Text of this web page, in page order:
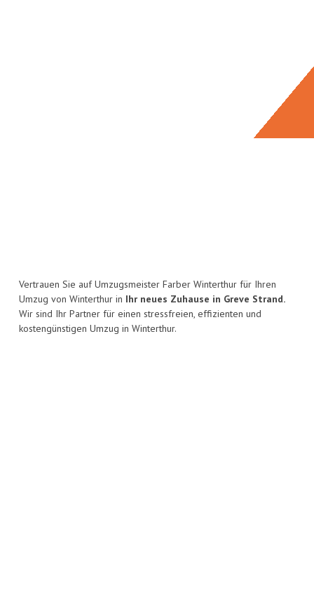
Vertrauen Sie auf Umzugsmeister Farber Winterthur für Ihren
Umzug von Winterthur in Ihr neues Zuhause in Greve Strand.
Wir sind Ihr Partner für einen stressfreien, effizienten und
kostengünstigen Umzug in Winterthur.